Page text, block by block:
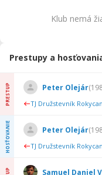
Klub nemá
Prestupy a
PRESTUP Peter Olejár(
TJ Družstevník
HOSŤOVANIE Peter Olejár(
TJ Družstevník
Samuel Daniel